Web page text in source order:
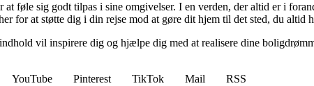
føle sig godt tilpas i sine omgivelser. I en verden, der altid er i
for at støtte dig i din rejse mod at gøre dit hjem til det sted, du altid
vil inspirere dig og hjælpe dig med at realisere dine
YouTube Pinterest TikTok Mail
RSS